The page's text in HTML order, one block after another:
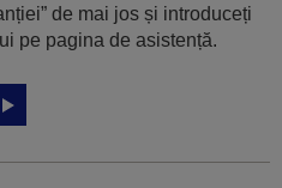
de mai jos și introduceți
pe pagina de asistență.